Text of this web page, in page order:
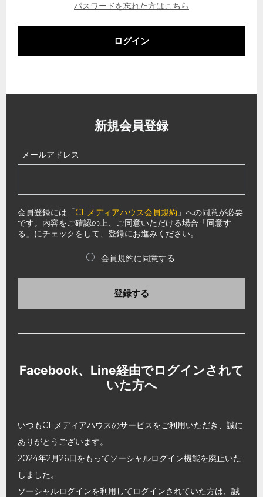
パスワードを忘れた方はこちら
ログイン
新規会員登録
メールアドレス
会員登録には「CEメディアハウス会員規約 」への同意が必要
です。内容をご確認の上、ご同意いただける場合「同意す
る」にチェックをして、登録にお進みください。
会員規約に同意する
登録する
Facebook、Line経由でログインされて
いた方へ
いつもCEメディアハウスのサービスをご利用いただき、誠に
ありがとうございます。
2024年2月26日をもってソーシャルログイン機能を廃止いた
しました。
ソーシャルログインを利用してログインされていた方は、誠